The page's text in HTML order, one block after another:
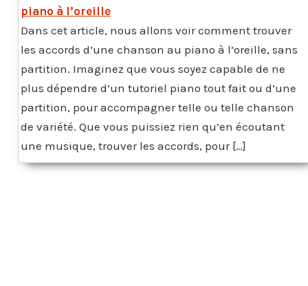
piano à l’oreille
Dans cet article, nous allons voir comment trouver
les accords d’une chanson au piano à l’oreille, sans
partition. Imaginez que vous soyez capable de ne
plus dépendre d’un tutoriel piano tout fait ou d’une
partition, pour accompagner telle ou telle chanson
de variété. Que vous puissiez rien qu’en écoutant
une musique, trouver les accords, pour […]